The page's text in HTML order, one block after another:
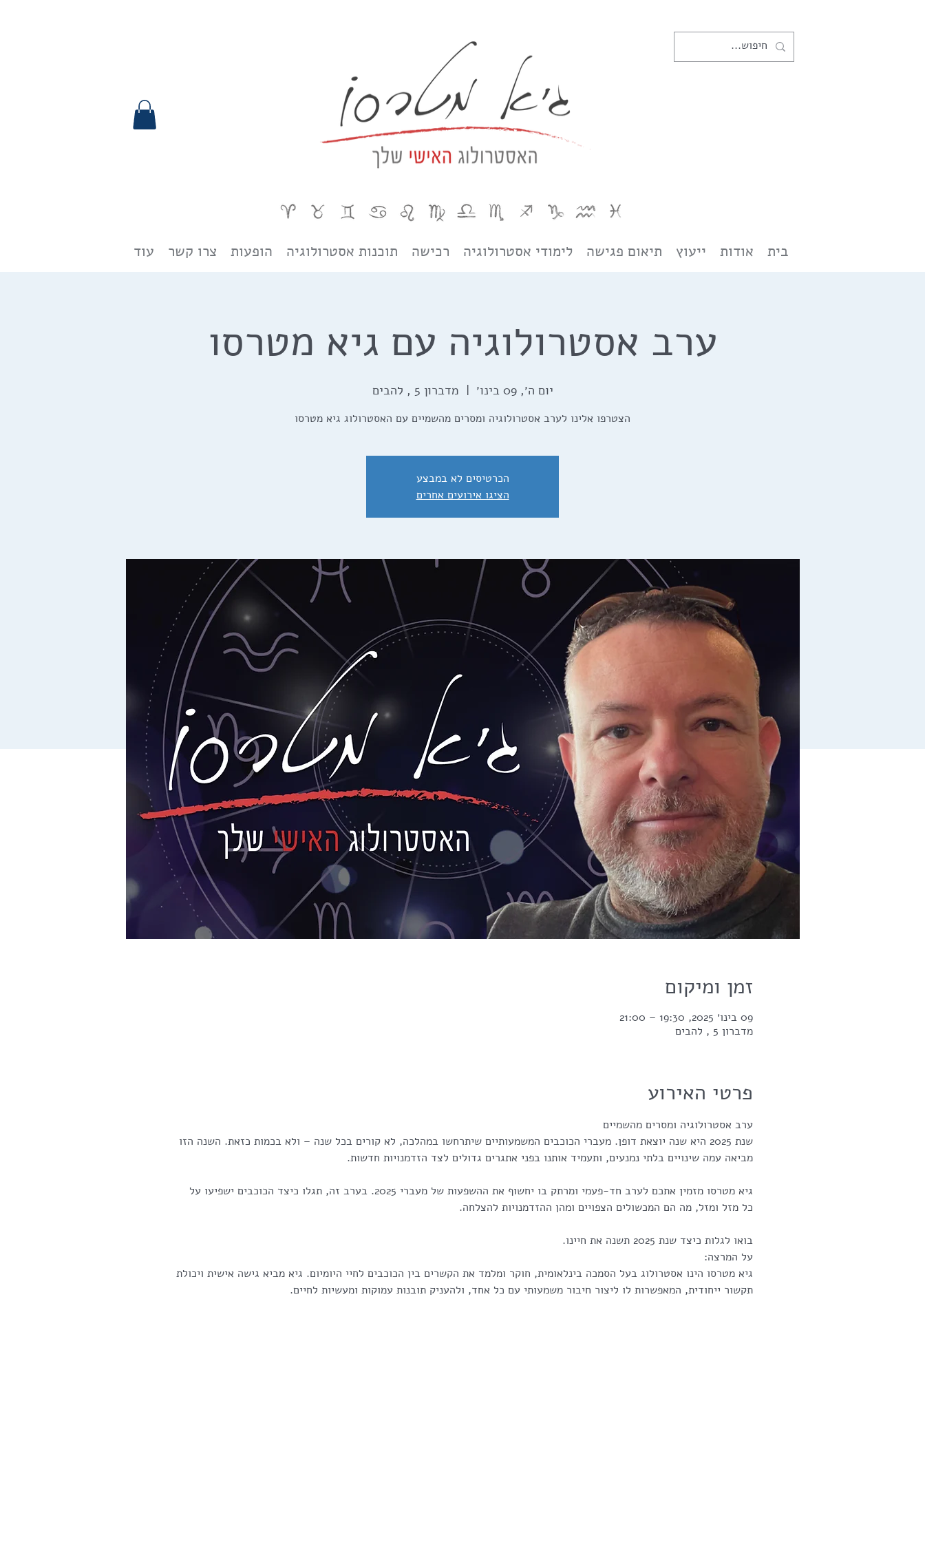
בית אודות ייעוץ תיאום פגישה לימודי אסטרולוגיה רכישה תוכנות אסטרולוגיה הופעות צרו קשר עוד
ערב אסטרולוגיה עם גיא מטרסו
יום ה׳, 09 בינו׳
  |
מדברון 5 , להבים
הצטרפו אלינו לערב אסטרולוגיה ומסרים מהשמיים עם האסטרולוג גיא מטרסו
הכרטיסים לא במבצע
הציגו אירועים אחרים
זמן ומיקום
09 בינו׳ 2025, 19:30 – 21:00
מדברון 5 , להבים
פרטי האירוע
ערב אסטרולוגיה ומסרים מהשמיים
שנת 2025 היא שנה יוצאת דופן. מעברי הכוכבים המשמעותיים שיתרחשו במהלכה, לא קורים בכל שנה – ולא בכמות כזאת. השנה הזו
מביאה עמה שינויים בלתי נמנעים, ותעמיד אותנו בפני אתגרים גדולים לצד הזדמנויות חדשות.
גיא מטרסו מזמין אתכם לערב חד-פעמי ומרתק בו יחשוף את ההשפעות של מעברי 2025. בערב זה, תגלו כיצד הכוכבים ישפיעו על
כל מזל ומזל, מה הם המכשולים הצפויים ומהן ההזדמנויות להצלחה.
בואו לגלות כיצד שנת 2025 תשנה את חיינו.
על המרצה:
גיא מטרסו הינו אסטרולוג בעל הסמכה בינלאומית, חוקר ומלמד את הקשרים בין הכוכבים לחיי היומיום. גיא מביא גישה אישית ויכולת
תקשור ייחודית, המאפשרות לו ליצור חיבור משמעותי עם כל אחד, ולהעניק תובנות עמוקות ומעשיות לחיים.